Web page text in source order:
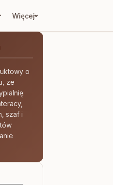
Więcej
o
ze
szaf i